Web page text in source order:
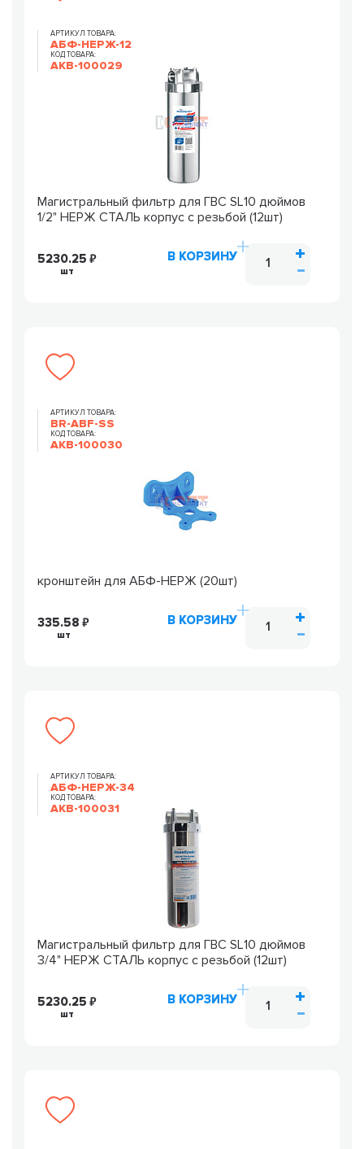
АРТИКУЛ ТОВАРА:
АБФ-НЕРЖ-12
КОД ТОВАРА:
AKB-100029
Магистральный фильтр для ГВС SL10 дюймов
1/2" НЕРЖ СТАЛЬ корпус с резьбой (12шт)
5230.25
шт
В КОРЗИНУ
АРТИКУЛ ТОВАРА:
BR-ABF-SS
КОД ТОВАРА:
AKB-100030
кронштейн для АБФ-НЕРЖ (20шт)
335.58
шт
В КОРЗИНУ
АРТИКУЛ ТОВАРА:
АБФ-НЕРЖ-34
КОД ТОВАРА:
AKB-100031
Магистральный фильтр для ГВС SL10 дюймов
3/4" НЕРЖ СТАЛЬ корпус с резьбой (12шт)
5230.25
шт
В КОРЗИНУ